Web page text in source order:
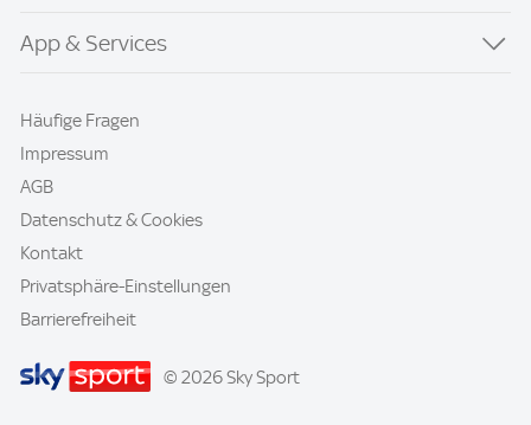
App & Services
Häufige Fragen
Impressum
AGB
Datenschutz & Cookies
Kontakt
Privatsphäre-Einstellungen
Barrierefreiheit
© 2026 Sky Sport